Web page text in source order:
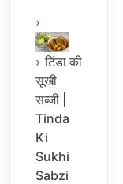
टिंडा की
सूखी
सब्जी |
Tinda
Ki
Sukhi
Sabzi